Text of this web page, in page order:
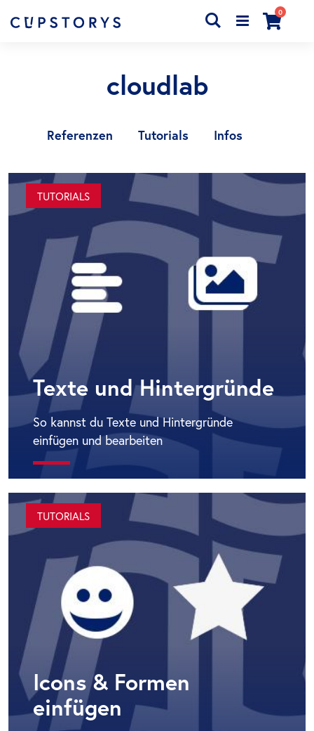
Cart
0Artikel
Search
cloudlab
Texte und Hintergründe
TUTORIALS
So kannst du Texte und Hintergründe
einfügen und bearbeiten
Icons & Formen
einfügen
TUTORIALS
Referenzen Tutorials Infos